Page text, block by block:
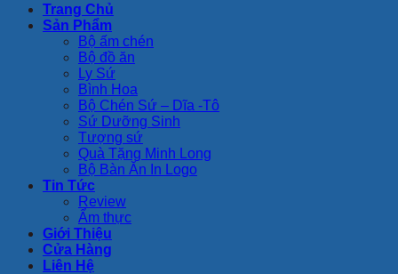
Trang Chủ
Sản Phẩm
Bộ ấm chén
Bộ đồ ăn
Ly Sứ
Bình Hoa
Bộ Chén Sứ – Dĩa -Tô
Sứ Dưỡng Sinh
Tượng sứ
Quà Tặng Minh Long
Bộ Bàn Ăn In Logo
Tin Tức
Review
Ẩm thực
Giới Thiệu
Cửa Hàng
Liên Hệ